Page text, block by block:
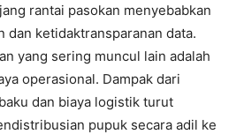
rantai pasokan menyebabkan
dan ketidaktransparanan data.
yang sering muncul lain adalah
operasional. Dampak dari
dan biaya logistik turut
pupuk secara adil ke